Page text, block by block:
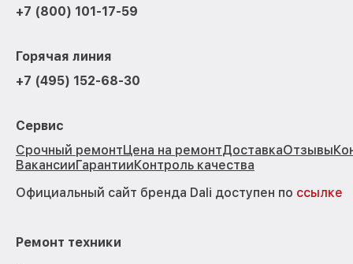
+7 (800) 101-17-59
Горячая линия
+7 (495) 152-68-30
Сервис
Срочный ремонтЦена на ремонтДоставкаОтзывы
ВакансииГарантииКонтроль качества
Официальный сайт бренда Dali доступен по ссылке
Ремонт техники